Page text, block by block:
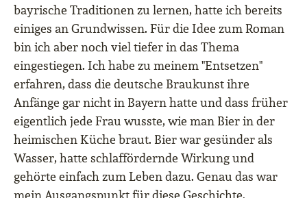
bayrische Traditionen zu lernen, hatte ich bereits
einiges an Grundwissen. Für die Idee zum Roman
bin ich aber noch viel tiefer in das Thema
eingestiegen. Ich habe zu meinem "Entsetzen"
erfahren, dass die deutsche Braukunst ihre
Anfänge gar nicht in Bayern hatte und dass früher
eigentlich jede Frau wusste, wie man Bier in der
heimischen Küche braut. Bier war gesünder als
Wasser, hatte schlaffördernde Wirkung und
gehörte einfach zum Leben dazu. Genau das war